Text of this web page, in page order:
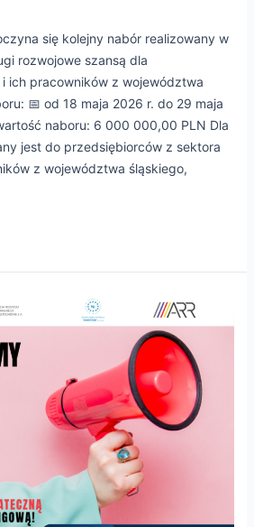
się kolejny nabór realizowany w
rozwojowe szansą dla
ich pracowników z województwa
📅 od 18 maja 2026 r. do 29 maja
naboru: 6 000 000,00 PLN Dla
jest do przedsiębiorców z sektora
z województwa śląskiego,